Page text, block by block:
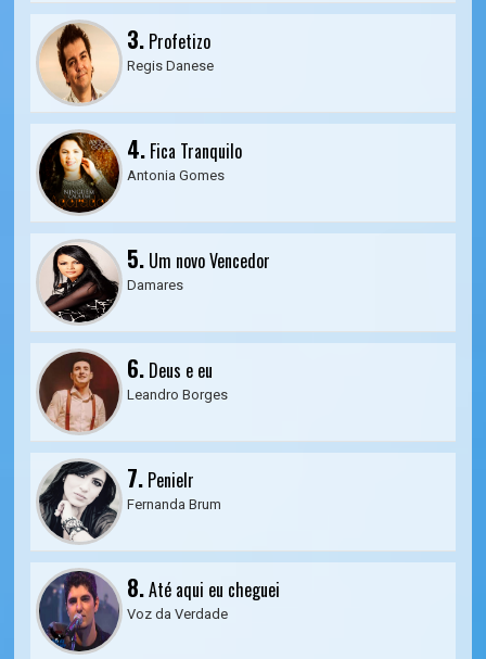
3. Profetizo
Regis Danese
4. Fica Tranquilo
Antonia Gomes
5. Um novo Vencedor
Damares
6. Deus e eu
Leandro Borges
7. Penielr
Fernanda Brum
8.Até aqui eu cheguei
Voz da Verdade